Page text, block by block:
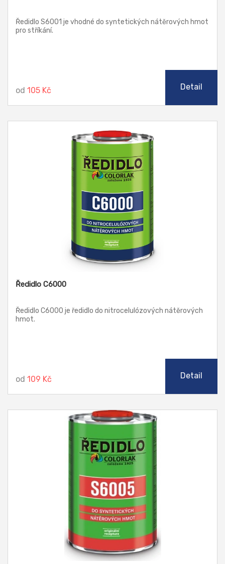
Ředidlo S6001 je vhodné do syntetických nátěrových hmot
pro stříkání.
od 105 Kč Detail
Ředidlo C6000
Ředidlo C6000 je ředidlo do nitrocelulózových nátěrových
hmot.
od 109 Kč Detail